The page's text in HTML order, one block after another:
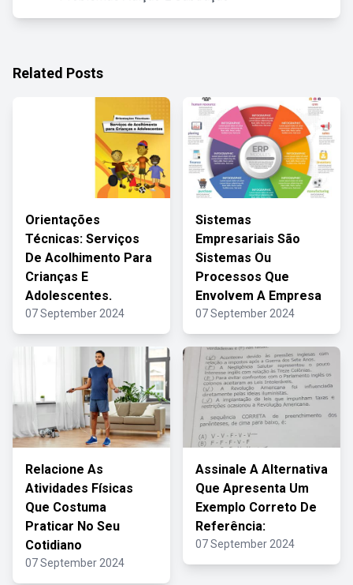
Related Posts
Orientações
Técnicas: Serviços
De Acolhimento Para
Crianças E
Adolescentes.
07 September 2024
Sistemas
Empresariais São
Sistemas Ou
Processos Que
Envolvem A Empresa
07 September 2024
Relacione As
Atividades Físicas
Que Costuma
Praticar No Seu
Cotidiano
07 September 2024
Assinale A Alternativa
Que Apresenta Um
Exemplo Correto De
Referência:
07 September 2024